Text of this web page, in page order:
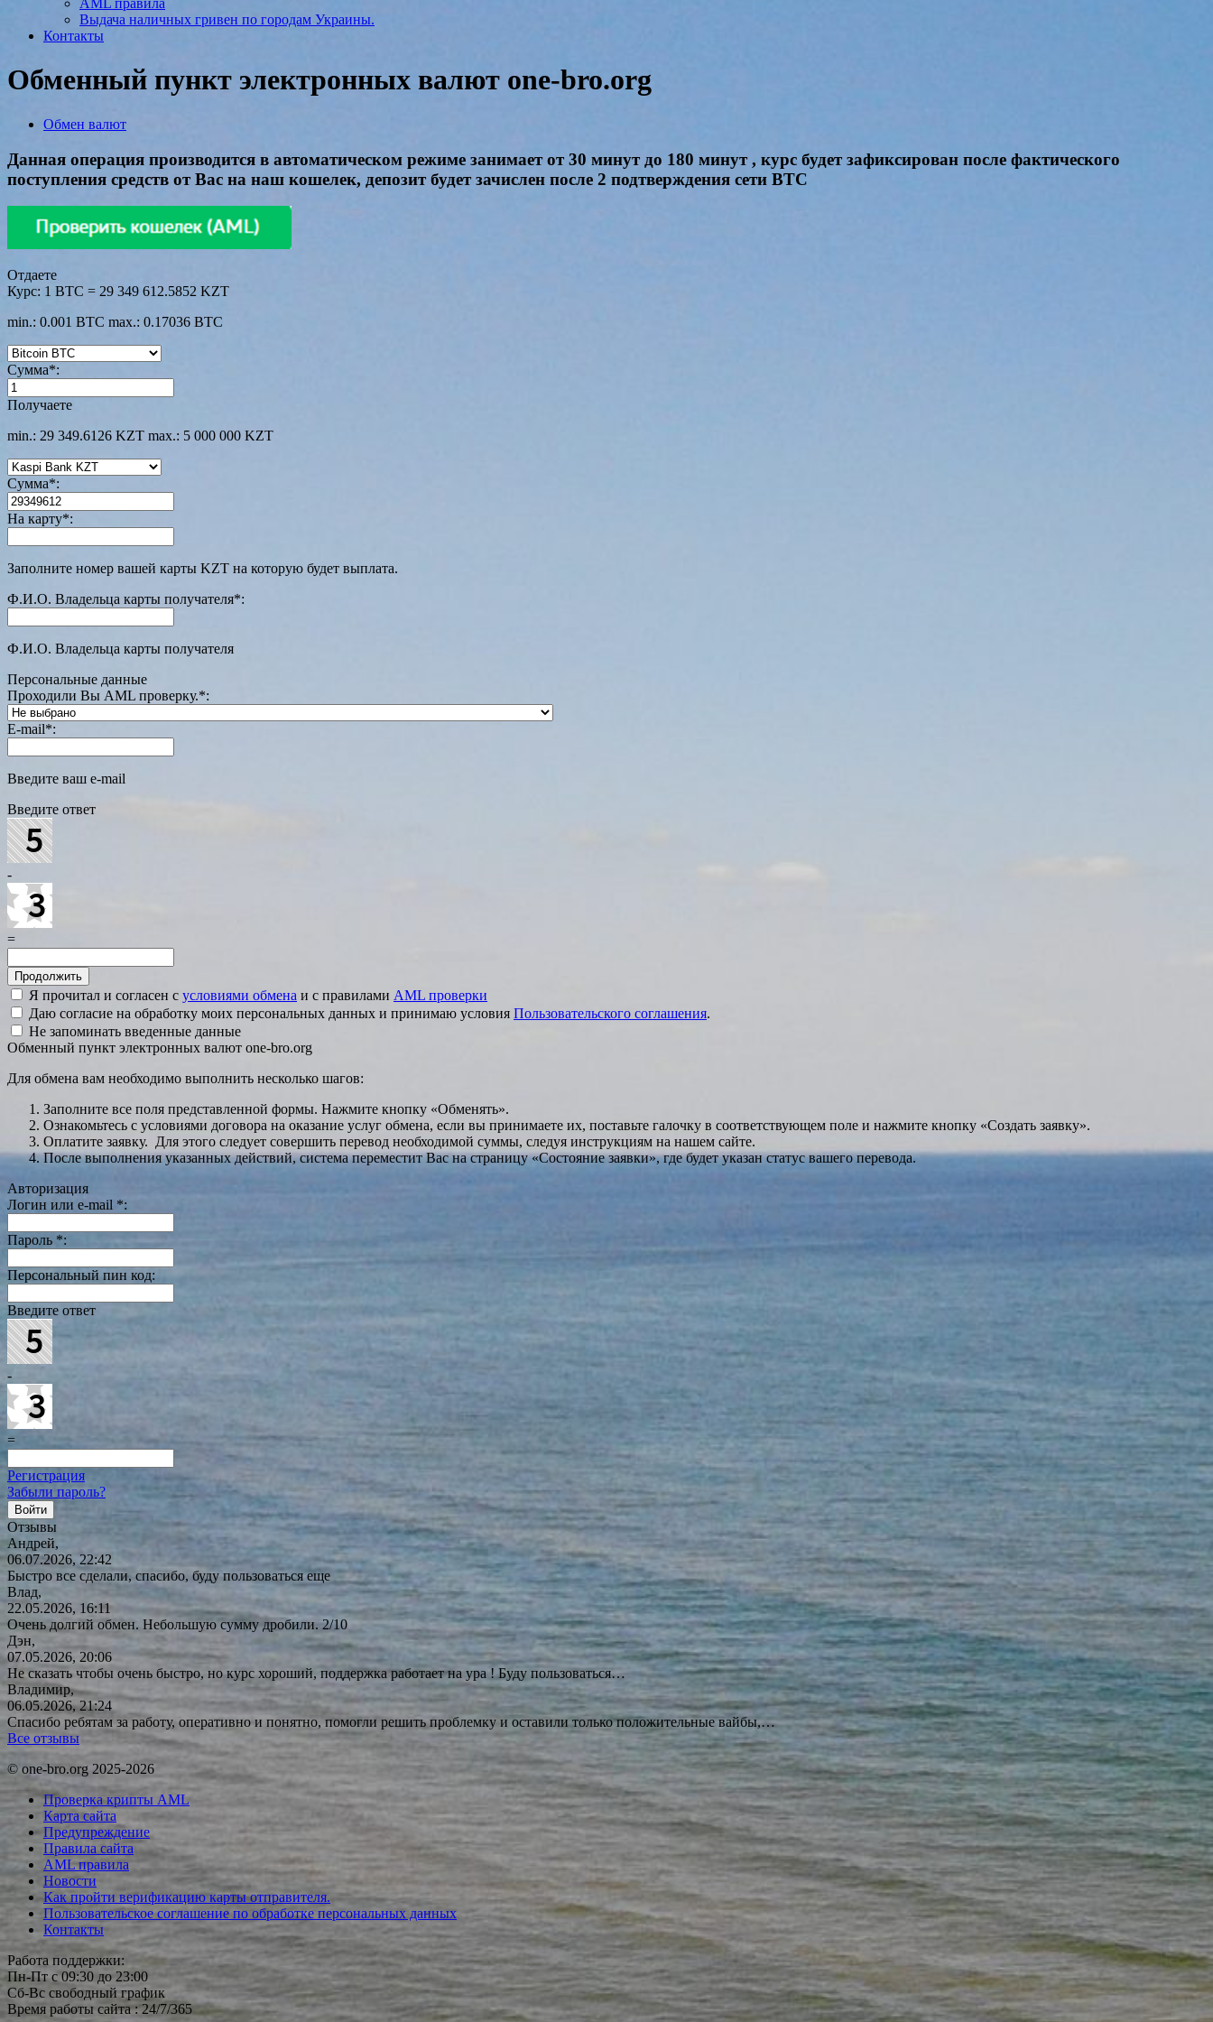
AML правила
Выдача наличных гривен по городам Украины.
Контакты
Обменный пункт электронных валют one-bro.org
Обмен валют
Данная операция производится в автоматическом режиме занимает от 30 минут до 180 минут , курс будет зафиксирован после фактического
поступления средств от Вас на наш кошелек, депозит будет зачислен после 2 подтверждения сети BTC
Отдаете
Курс: 1 BTC = 29 349 612.5852 KZT
min.: 0.001 BTC max.: 0.17036 BTC
Сумма*:
Получаете
min.: 29 349.6126 KZT max.: 5 000 000 KZT
Сумма*:
На карту*:
Заполните номер вашей карты KZT на которую будет выплата.
Ф.И.О. Владельца карты получателя*:
Ф.И.О. Владельца карты получателя
Персональные данные
Проходили Вы AML проверку.*:
E-mail*:
Введите ваш e-mail
Введите ответ
-
=
Я прочитал и согласен с условиями обмена и с правилами AML проверки
Даю согласие на обработку моих персональных данных и принимаю условия Пользовательского соглашения.
Не запоминать введенные данные
Обменный пункт электронных валют one-bro.org
Для обмена вам необходимо выполнить несколько шагов:
Заполните все поля представленной формы. Нажмите кнопку «Обменять».
Ознакомьтесь с условиями договора на оказание услуг обмена, если вы принимаете их, поставьте галочку в соответствующем поле и нажмите кнопку «Создать заявку».
Оплатите заявку. Для этого следует совершить перевод необходимой суммы, следуя инструкциям на нашем сайте.
После выполнения указанных действий, система переместит Вас на страницу «Состояние заявки», где будет указан статус вашего перевода.
Авторизация
Логин или e-mail *:
Пароль *:
Персональный пин код:
Введите ответ
-
=
Регистрация
Забыли пароль?
Отзывы
Андрей,
06.07.2026, 22:42
Быстро все сделали, спасибо, буду пользоваться еще
Влад,
22.05.2026, 16:11
Очень долгий обмен. Небольшую сумму дробили. 2/10
Дэн,
07.05.2026, 20:06
Не сказать чтобы очень быстро, но курс хороший, поддержка работает на ура ! Буду пользоваться…
Владимир,
06.05.2026, 21:24
Спасибо ребятам за работу, оперативно и понятно, помогли решить проблемку и оставили только положительные вайбы,…
Все отзывы
© one-bro.org 2025-2026
Проверка крипты AML
Карта сайта
Предупреждение
Правила сайта
AML правила
Новости
Как пройти верификацию карты отправителя.
Пользовательское соглашение по обработке персональных данных
Контакты
Работа поддержки:
Пн-Пт с 09:30 до 23:00
Сб-Вс свободный график
Время работы сайта : 24/7/365